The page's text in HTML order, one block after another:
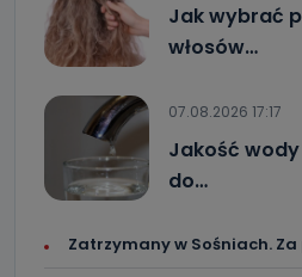
Jakie dane osobowe
Przetwarzane kategorie Państwa
zostały przekazane w Państwa
które zostały zebrane ze źródeł
szczególności: imię i nazwisko,
kontaktowy, adres
danych osobowych są
oraz partnerzy wspomagający
biznesowej działalności.
Jak skontaktować się
Jak wybrać
włosów…
07.08.2026 17:17
Jakość
do…
Zatrzymany w Sośniach.